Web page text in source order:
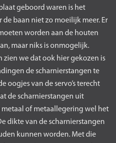
geboord waren is het
baan niet zo moeilijk meer. Er
worden aan de houten
maar niks is onmogelijk.
zien we dat ook hier gekozen is
de scharnierstangen te
oogjes van de servo’s terecht
de scharnierstangen uit
metaal of metaallegering wel het
dikte van de scharnierstangen
kunnen worden. Met die